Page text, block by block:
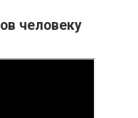
человеку